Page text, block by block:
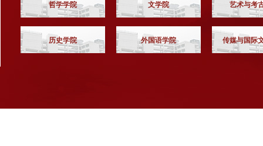
哲学学院 文学院 艺术与考
历史学院 外国语学院 传媒与国际